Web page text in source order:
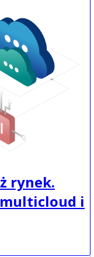
rynek.
i